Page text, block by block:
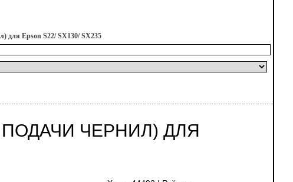
для Epson S22/ SX130/ SX235
ЧЕРНИЛ) ДЛЯ